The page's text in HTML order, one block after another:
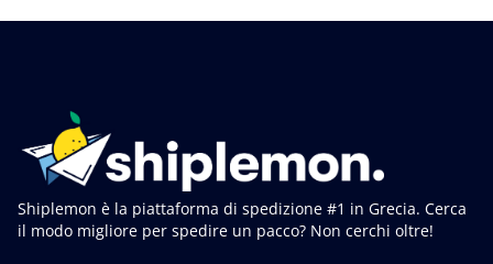
Shiplemon è la piattaforma di spedizione #1 in Grecia. Cerca
il modo migliore per spedire un pacco? Non cerchi oltre!